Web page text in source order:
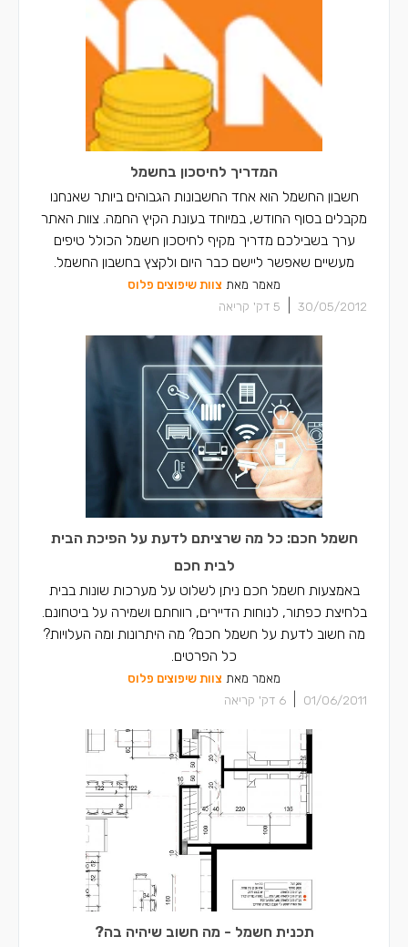
חשמלאים בכאבול
חשמלאים באעבלין
חשמלאים ברכסים
חשמלאים בכפר יאסיף
חשמלאים בחצור הגלילית
המדריך לחיסכון בחשמל
חשבון החשמל הוא אחד החשבונות הגבוהים ביותר שאנחנו
מקבלים בסוף החודש, במיוחד בעונת הקיץ החמה. צוות האתר
ערך בשבילכם מדריך מקיף לחיסכון חשמל הכולל טיפים
מעשיים שאפשר ליישם כבר היום ולקצץ בחשבון החשמל.
מאמר מאת צוות שיפוצים פלוס
30/05/2012
5 דק' קריאה
חשמל חכם: כל מה שרציתם לדעת על הפיכת הבית
לבית חכם
באמצעות חשמל חכם ניתן לשלוט על מערכות שונות בבית
בלחיצת כפתור, לנוחות הדיירים, רווחתם ושמירה על ביטחונם.
מה חשוב לדעת על חשמל חכם? מה היתרונות ומה העלויות?
כל הפרטים.
מאמר מאת צוות שיפוצים פלוס
01/06/2011
6 דק' קריאה
תכנית חשמל - מה חשוב שיהיה בה?